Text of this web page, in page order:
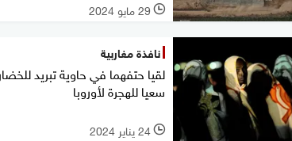
l 29 مايو 2024
نافذة مغاربية
لقيا حتفهما في حاوية تبريد للخضار
سعيا للهجرة لأوروبا
l 24 يناير 2024